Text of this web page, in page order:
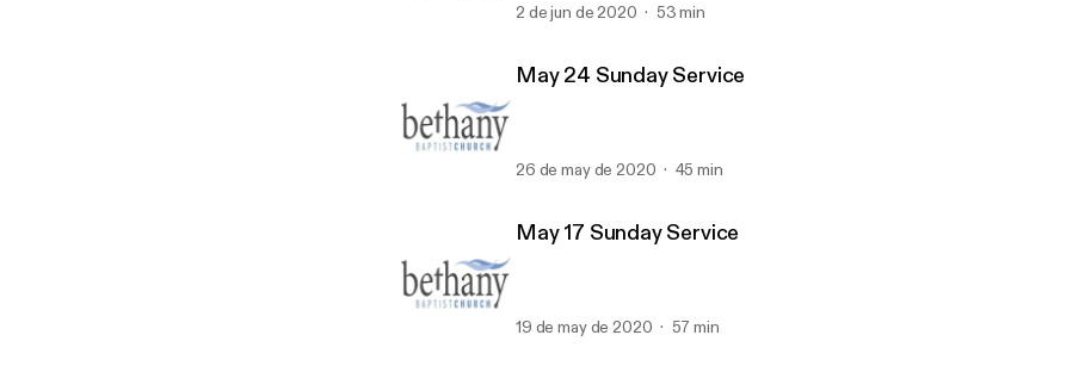
2 de jun de 2020 53 min
May 24 Sunday Service
26 de may de 2020 45 min
May 17 Sunday Service
19 de may de 2020 57 min